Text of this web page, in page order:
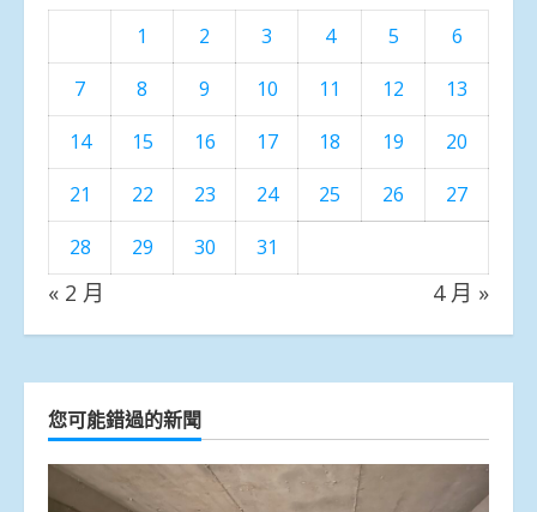
1 2 3 4 5
6
7
8 9 10 11 12
13
14
15 16 17 18 19
20
21
22 23 24 25 26
27
28
29 30 31
« 2 月 4 月 »
您可能錯過的新聞